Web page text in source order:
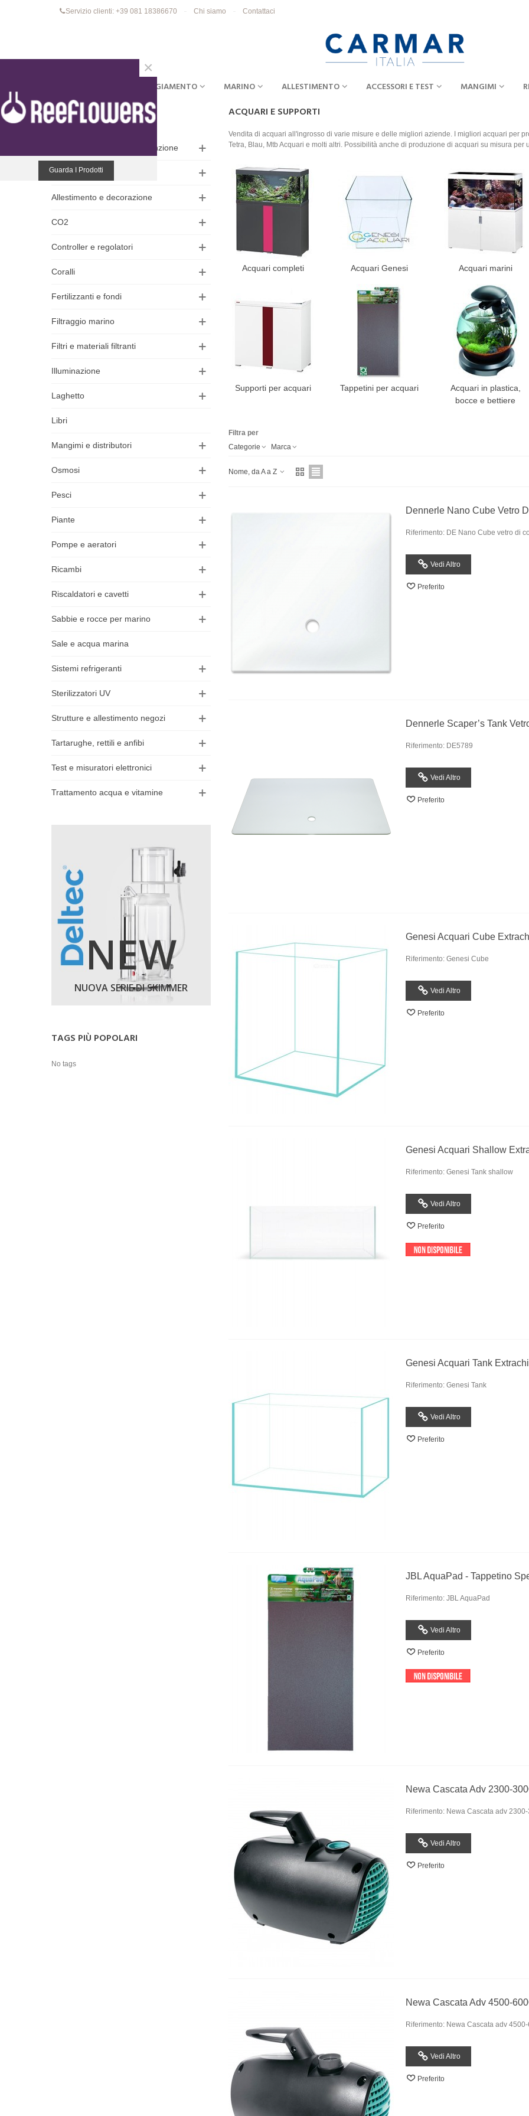
Servizio clienti: +39 081 18386670 Chi siamo Contattaci
EQUIPAGGIAMENTO MARINO ALLESTIMENTO ACCESSORI E TEST MANGIMI
HOME
Accessori, pulizia e manutenzione
Acquari e supporti
Allestimento e decorazione
CO2
Controller e regolatori
Coralli
Fertilizzanti e fondi
Filtraggio marino
Filtri e materiali filtranti
Illuminazione
Laghetto
Libri
Mangimi e distributori
Osmosi
Pesci
Piante
Pompe e aeratori
Ricambi
Riscaldatori e cavetti
Sabbie e rocce per marino
Sale e acqua marina
Sistemi refrigeranti
Sterilizzatori UV
Strutture e allestimento negozi
Tartarughe, rettili e anfibi
Test e misuratori elettronici
Trattamento acqua e vitamine
NEW
NUOVA SERIE DI SKIMMER
TAGS PIÙ POPOLARI
No tags
ACQUARI E SUPPORTI
Vendita di acquari all'ingrosso di varie misure e delle migliori aziende. I migliori acquari per
Tetra, Blau, Mtb Acquari e molti altri. Possibilità anche di produzione di acquari su misura per
Acquari completi Acquari Genesi Acquari marini
Supporti per acquari Tappetini per acquari
Acquari in plastica,
bocce e bettiere
Filtra per
Categorie
Marca
Nome, da A a Z
Dennerle Nano Cube Vetro
Riferimento: DE Nano Cube vetro di
Vedi Altro
Preferito
Dennerle Scaper’s Tank
Riferimento: DE5789
Vedi Altro
Preferito
Genesi Acquari Cube
Riferimento: Genesi Cube
Vedi Altro
Preferito
Genesi Acquari Shallow
Riferimento: Genesi Tank shallow
Vedi Altro
Preferito
Genesi Acquari Tank
Riferimento: Genesi Tank
Vedi Altro
Preferito
JBL AquaPad - Tappetino
Riferimento: JBL AquaPad
Vedi Altro
Preferito
Newa Cascata Adv 2300-
Riferimento: Newa Cascata adv
Vedi Altro
Preferito
Newa Cascata Adv 4500-
Riferimento: Newa Cascata adv
Vedi Altro
Preferito
Guarda I Prodotti
×